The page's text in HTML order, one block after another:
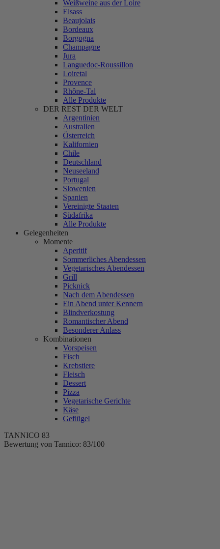
Weißweine aus der Loire
Elsass
Beaujolais
Bordeaux
Borgogna
Champagne
Jura
Languedoc-Roussillon
Loiretal
Provence
Rhône-Tal
Alle Produkte
DER REST DER WELT
Argentinien
Australien
Österreich
Kalifornien
Chile
Deutschland
Neuseeland
Portugal
Slowenien
Spanien
Vereinigte Staaten
Südafrika
Alle Produkte
Gelegenheiten
Momente
Aperitif
Sommerliches Abendessen
Vegetarisches Abendessen
Grill
Picknick
Nach dem Abendessen
Ein Abend unter Kennern
Blindverkostung
Romantischer Abend
Besonderer Anlass
Kombinationen
Vorspeisen
Fisch
Krebstiere
Fleisch
Dessert
Pizza
Vegetarische Gerichte
Käse
Geflügel
TANNICO 83
Bewertung von Tannico: 83/100